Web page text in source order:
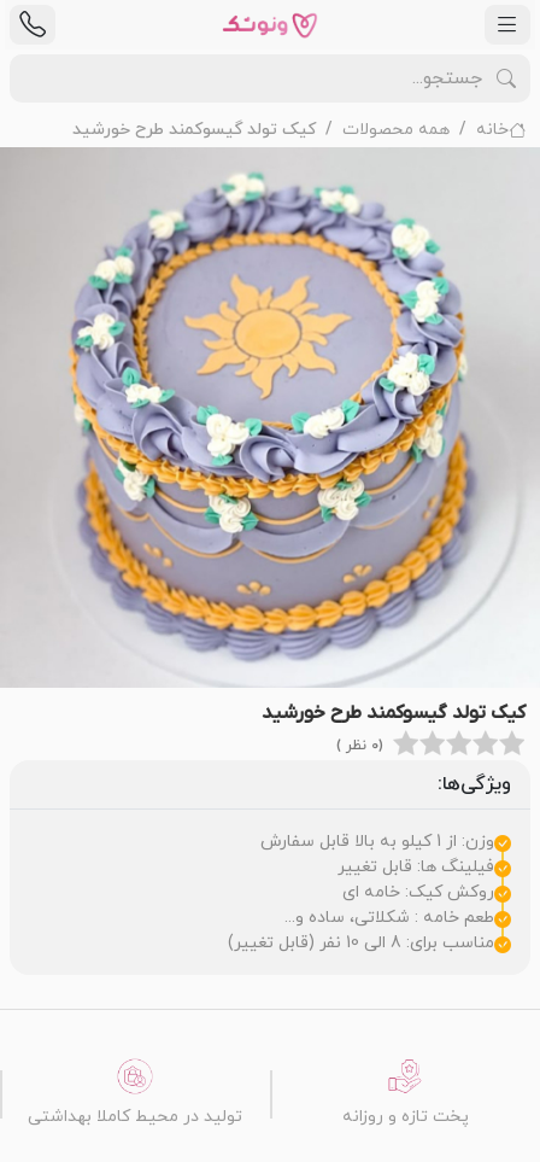
خانه همه محصولات کیک تولد گیسوکمند طرح خورشید
کیک تولد گیسوکمند طرح خورشید
(0 نظر )
ویژگی‌ها:
وزن: از 1 کیلو به بالا قابل سفارش
فیلینگ ها: قابل تغییر
روکش کیک: خامه ای
طعم خامه : شکلاتی، ساده و...
مناسب برای: 8 الی 10 نفر (قابل تغییر)
پخت تازه و روزانه تولید در محیط کاملا بهداشتی